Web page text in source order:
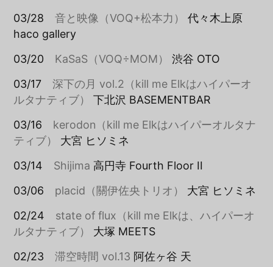
03/28音と映像（VOQ+松本力）
代々木上原
haco gallery
03/20 KaSaS（VOQ÷MOM）
渋谷 OTO
03/17深下の月 vol.2（kill me Elkはハイパーオ
ルタナティブ）
下北沢 BASEMENTBAR
03/16 kerodon（kill me Elkはハイパーオルタナ
ティブ）
大宮 ヒソミネ
03/14 Shijima 高円寺 Fourth Floor II
03/06 placid（關伊佐央トリオ）
大宮 ヒソミネ
02/24 state of flux（kill me Elkは、ハイパーオ
ルタナティブ）
大塚 MEETS
02/23滞空時間 vol.13 阿佐ヶ谷 天